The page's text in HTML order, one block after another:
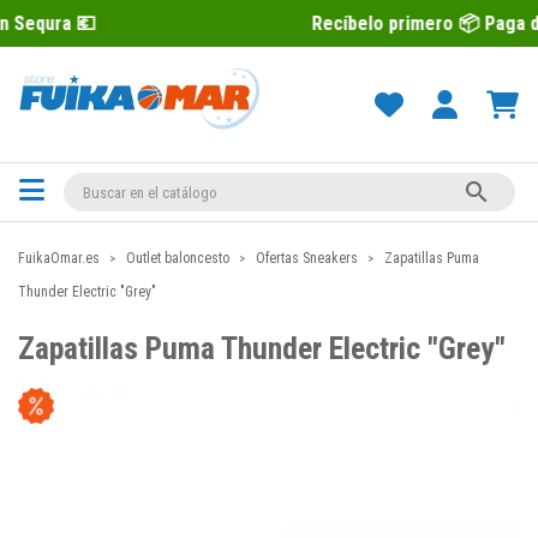
Recíbelo primero 📦 Paga después

FuikaOmar.es Outlet baloncesto Ofertas Sneakers
Zapatillas Puma
Thunder Electric "Grey"
Zapatillas Puma Thunder Electric "Grey"